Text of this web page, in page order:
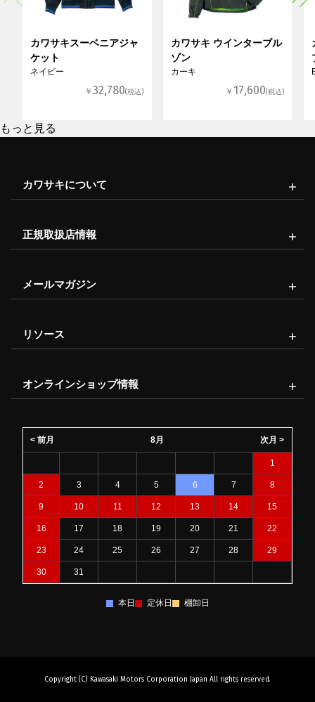
カワサキスーベニアジャ
ケット
ネイビー
￥32,780(税込)
カワサキ ウインターブル
ゾン
カーキ
￥ 17,600(税込)
もっと見る
カワサキについて
正規取扱店情報
メールマガジン
リソース
オンラインショップ情報
8月
< 前月 次月 >
1
2 3 4 5 6 7 8
9 10 11 12 13 14 15
16 17 18 19 20 21 22
23 24 25 26 27 28 29
30 31
本日 定休日 棚卸日
Copyright (C) Kawasaki Motors Corporation Japan All rights reserved.